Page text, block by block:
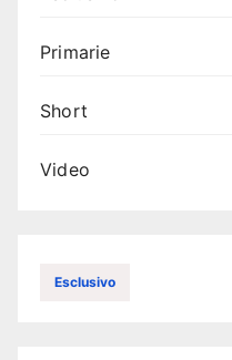
Primarie
Short
Video
Esclusivo